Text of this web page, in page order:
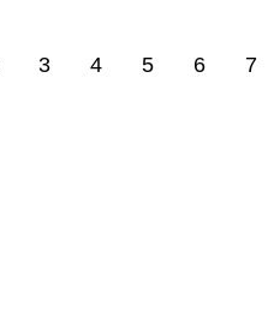
3 4 5 6 7